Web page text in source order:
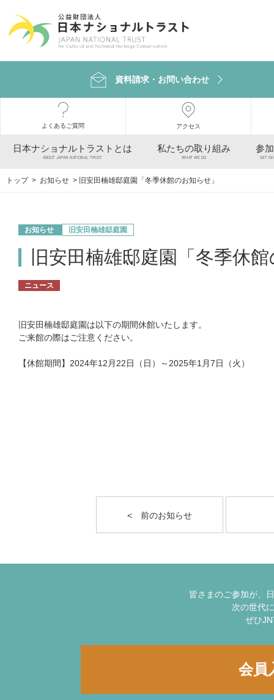
資料請求・お問い合わせ
よくあるご質問 アクセス
日本ナショナルトラストとは
ABOUT JAPAN NATIONAL TRUST
私たちの取り組み
WHAT WE DO
参
GET
トップ > お知らせ > ​旧安田楠雄邸庭園「冬季休館のお知らせ」
お知らせ 旧安田楠雄邸庭園
旧安田楠雄邸庭園「冬季休
ニュース
旧安田楠雄邸庭園は以下の期間休館いたします。
ご来館の際はご注意ください。
【休館期間】2024年12月22日（日）～2025年1月7日（火）
< 前のお知らせ
皆さまのご参加が、
次の世代
ぜひ
会員